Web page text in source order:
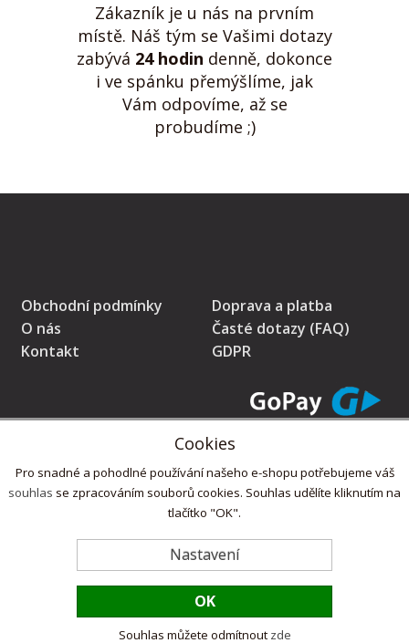
Cookies
Pro snadné a pohodlné používání našeho e-shopu potřebujeme váš
souhlas se zpracováním souborů cookies. Souhlas udělíte kliknutím na
tlačítko "OK".
Nastavení
OK
Souhlas můžete odmítnout zde
Zákazník je u nás na prvním
místě. Náš tým se Vašimi dotazy
zabývá 24 hodin denně, dokonce
i ve spánku přemýšlíme, jak
Vám odpovíme, až se
probudíme ;)
Obchodní podmínky
O nás
Kontakt
Doprava a platba
Časté dotazy (FAQ)
GDPR